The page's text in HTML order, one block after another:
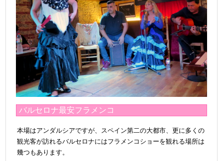
バルセロナ最安フラメンコ
本場はアンダルシアですが、スペイン第二の大都市、更に多くの
観光客が訪れるバルセロナにはフラメンコショーを観れる場所は
幾つもあります。